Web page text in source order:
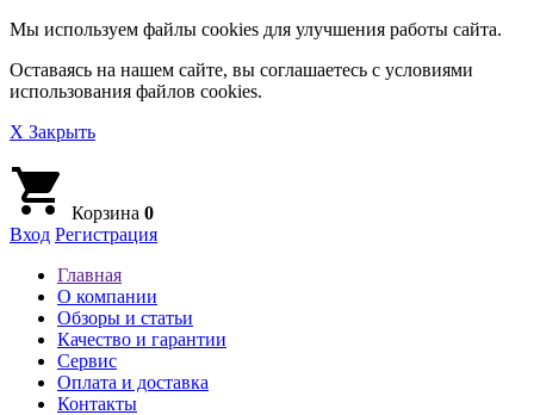
Мы используем файлы cookies для улучшения работы сайта.
Оставаясь на нашем сайте, вы соглашаетесь с условиями
использования файлов cookies.
X Закрыть
Корзина 0
Вход Регистрация
Главная
О компании
Обзоры и статьи
Качество и гарантии
Сервис
Оплата и доставка
Контакты